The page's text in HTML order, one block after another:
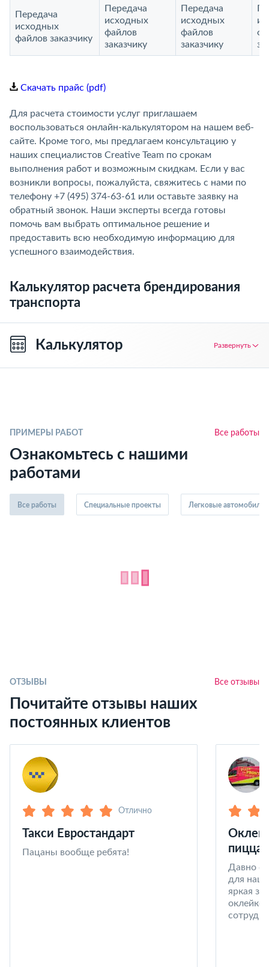
Передача
исходных
файлов заказчику
Передача
исходных
файлов
заказчику
Передача
исходных
файлов
заказчику
Скачать прайс (pdf)
Для расчета стоимости услуг приглашаем
воспользоваться онлайн-калькулятором на нашем веб-
сайте. Кроме того, мы предлагаем консультацию у
наших специалистов Creative Team по срокам
выполнения работ и возможным скидкам. Если у вас
возникли вопросы, пожалуйста, свяжитесь с нами по
телефону +7 (495) 374-63-61 или оставьте заявку на
обратный звонок. Наши эксперты всегда готовы
помочь вам выбрать оптимальное решение и
предоставить всю необходимую информацию для
успешного взаимодействия.
Калькулятор расчета брендирования
транспорта
Калькулятор Развернуть
ПРИМЕРЫ РАБОТ Все работы
Ознакомьтесь с нашими
работами
Все работы Специальные проекты Легковые автомобили
ОТЗЫВЫ Все отзывы
Почитайте отзывы наших
постоянных клиентов
Отлично
Такси Евростандарт
Пацаны вообще ребята!
пицца
Давно
для
яркая
оклейке